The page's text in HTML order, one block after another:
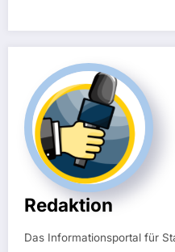
Redaktion
Das Informationsportal für